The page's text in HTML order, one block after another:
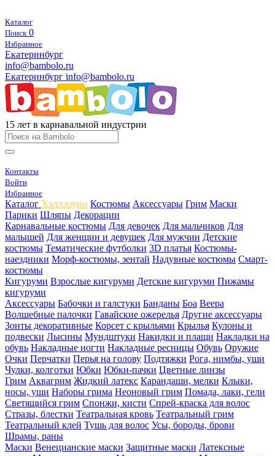
Каталог
Поиск 0
Избранное
Екатеринбург
info@bambolo.ru
Екатеринбург info@bambolo.ru
15 лет в карнавальной индустрии
Контакты
Войти
Избранное
Каталог Хэлллоуин Костюмы Аксессуары Грим Маски
Парики Шляпы Декорации
Карнавальные костюмы Для девочек Для мальчиков Для
малышей Для женщин и девушек Для мужчин Детские
костюмы Тематические футболки 3D платья Костюмы-
наездники Морф-костюмы, зентай Надувные костюмы Смарт-
костюмы
Кигуруми Взрослые кигуруми Детские кигуруми Пижамы
кигуруми
Аксессуары Бабочки и галстуки Банданы Боа Веера
Волшебные палочки Гавайские ожерелья Другие аксессуары
Зонты декоративные Корсет с крыльями Крылья Кулоны и
подвески Лысины Мундштуки Накидки и плащи Накладки на
обувь Накладные ногти Накладные ресницы Обувь Оружие
Очки Перчатки Перья на голову Подтяжки Рога, нимбы, уши
Чулки, колготки Юбки Юбки-пачки Цветные линзы
Грим Аквагрим Жидкий латекс Карандаши, мелки Клыки,
носы, уши Наборы грима Неоновый грим Помада, лаки, гели
Светящийся грим Спонжи, кисти Спрей-краска для волос
Стразы, блестки Театральная кровь Театральный грим
Театральный клей Тушь для волос Усы, бороды, брови
Шрамы, раны
Маски Венецианские маски Защитные маски Латексные